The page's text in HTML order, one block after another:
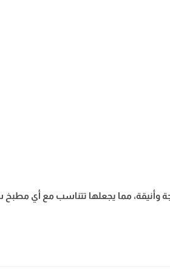
وأنيقة، مما يجعلها تتناسب مع أي مطبخ